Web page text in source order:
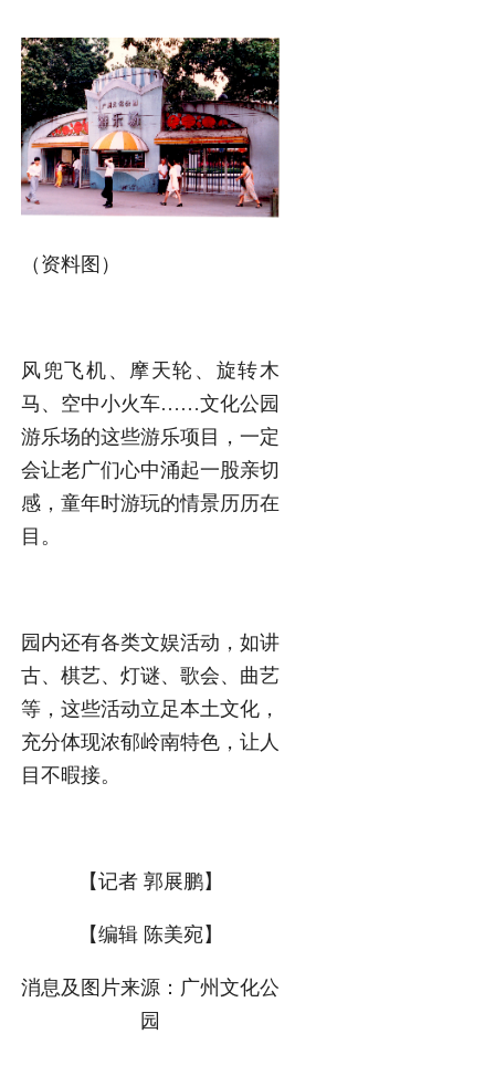
（资料图）
风兜飞机、摩天轮、旋转木
马、空中小火车……文化公园
游乐场的这些游乐项目，一定
会让老广们心中涌起一股亲切
感，童年时游玩的情景历历在
目。
园内还有各类文娱活动，如讲
古、棋艺、灯谜、歌会、曲艺
等，这些活动立足本土文化，
充分体现浓郁岭南特色，让人
目不暇接。
【记者 郭展鹏】
【编辑 陈美宛】
消息及图片来源：广州文化公
园